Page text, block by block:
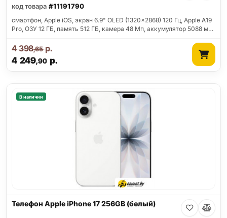
код товара #11191790
смартфон, Apple iOS, экран 6.9" OLED (1320x2868) 120 Гц, Apple A19
Pro, ОЗУ 12 ГБ, память 512 ГБ, камера 48 Мп, аккумулятор 5088 м…
4 249,90 р.
4 398,65р.
В наличии
Телефон Apple iPhone 17 256GB (белый)